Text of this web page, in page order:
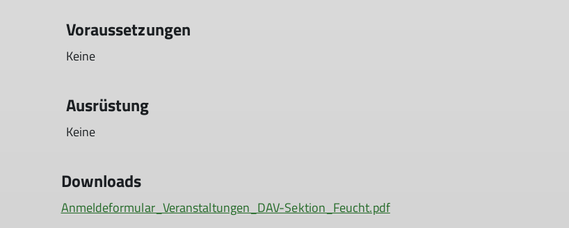
Voraussetzungen
Keine
Ausrüstung
Keine
Downloads
Anmeldeformular_Veranstaltungen_DAV-Sektion_Feucht.pdf